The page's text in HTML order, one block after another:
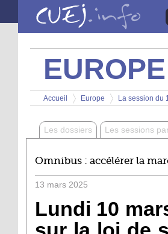
Aller au contenu principal
EUROPE
Vous êtes ici
Accueil
>
Europe
>
La session du
Les dossiers Les sessions
Omnibus : accélérer la
13 mars 2025
Lundi 10